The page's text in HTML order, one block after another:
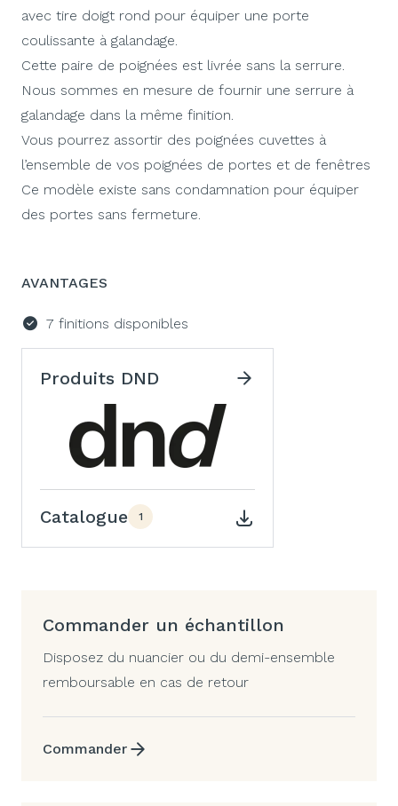
avec tire doigt rond pour équiper une porte
coulissante à galandage.
Cette paire de poignées est livrée sans la serrure.
Nous sommes en mesure de fournir une serrure à
galandage dans la même finition.
Vous pourrez assortir des poignées cuvettes à
l’ensemble de vos poignées de portes et de fenêtres
Ce modèle existe sans condamnation pour équiper
des portes sans fermeture.
AVANTAGES
7 finitions disponibles
Produits DND
Catalogue 1
Commander un échantillon
Disposez du nuancier ou du demi-ensemble
remboursable en cas de retour
Commander